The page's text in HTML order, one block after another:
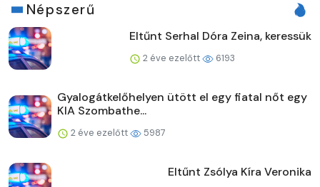
Népszerű
Eltűnt Serhal Dóra Zeina, keressük
2 éve ezelőtt 6193
Gyalogátkelőhelyen ütött el egy fiatal nőt egy
KIA Szombathe...
2 éve ezelőtt 5987
Eltűnt Zsólya Kíra Veronika